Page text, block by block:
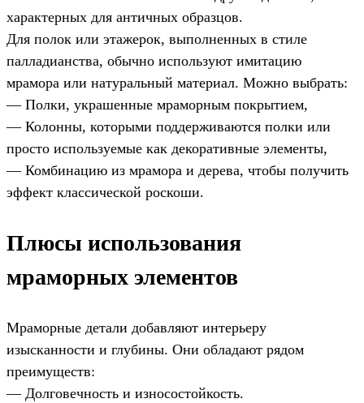
характерных для античных образцов.
Для полок или этажерок, выполненных в стиле
палладианства, обычно используют имитацию
мрамора или натуральный материал. Можно выбрать:
— Полки, украшенные мраморным покрытием,
— Колонны, которыми поддерживаются полки или
просто используемые как декоративные элементы,
— Комбинацию из мрамора и дерева, чтобы получить
эффект классической роскоши.
Плюсы использования
мраморных элементов
Мраморные детали добавляют интерьеру
изысканности и глубины. Они обладают рядом
преимуществ:
— Долговечность и износостойкость.